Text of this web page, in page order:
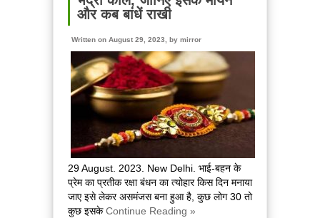
और कब बांधें राखी
Written on August 29, 2023, by mirror
29 August. 2023. New Delhi. भाई-बहन के
प्रेम का प्रतीक रक्षा बंधन का त्योहार किस दिन मनाया
जाए इसे लेकर असमंजस बना हुआ है, कुछ लोग 30 तो
कुछ इसकेContinue Reading »